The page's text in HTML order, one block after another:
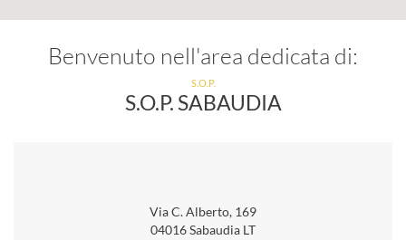
Benvenuto nell'area dedicata di:
S.O.P.
S.O.P. SABAUDIA
Via C. Alberto, 169
04016 Sabaudia LT